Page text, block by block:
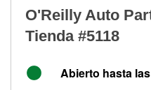
O'Reilly Auto
Tienda #5118
Abierto hasta